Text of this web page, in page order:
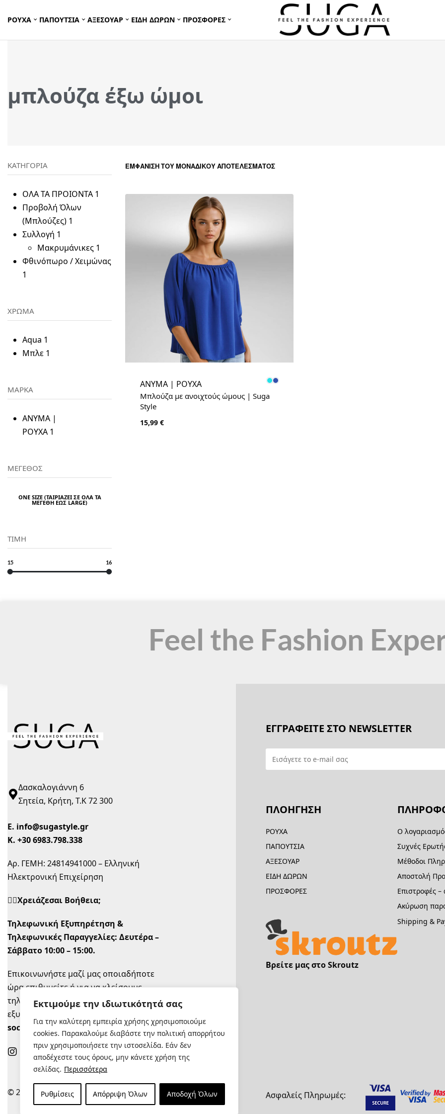
Εκτιμούμε την ιδιωτικότητά σας
Για την καλύτερη εμπειρία χρήσης χρησιμοποιούμε
cookies. Παρακαλούμε διαβάστε την πολιτική απορρήτου
πριν χρησιμοποιήσετε την ιστοσελίδα. Εάν δεν
αποδέχεστε τους όρους, μην κάνετε χρήση της
σελίδας. Περισσότερα
Ρυθμίσεις Απόρριψη Όλων Αποδοχή Όλων
ΡΟΥΧΑ ΠΑΠΟΥΤΣΙΑ ΑΞΕΣΟΥΑΡ ΕΙΔΗ ΔΩΡΩΝ ΠΡΟΣΦΟΡΕΣ
μπλούζα έξω ώμοι
ΚΑΤΗΓΟΡΙΑ
ΟΛΑ ΤΑ ΠΡΟΙΟΝΤΑ 1
Προβολή Όλων
(Μπλούζες) 1
Συλλογή 1
Μακρυμάνικες 1
Φθινόπωρο / Χειμώνας
1
ΧΡΩΜΑ
Aqua 1
Μπλε 1
ΜΑΡΚΑ
ANYMA |
ΡΟΥΧΑ 1
ΜΕΓΕΘΟΣ
ONE SIZE (ΤΑΙΡΙΆΖΕΙ ΣΕ ΌΛΑ ΤΑ
ΜΕΓΈΘΗ ΈΩΣ LARGE)
ΤΙΜΗ
15 16
ΕΜΦΆΝΙΣΗ ΤΟΥ ΜΟΝΑΔΙΚΟΎ ΑΠΟΤΕΛΈΣΜΑΤΟΣ
ANYMA | ΡΟΥΧΑ
Μπλούζα με ανοιχτούς ώμους | Suga
Style
15,99 €
Feel the Fashion
Δασκαλογιάννη 6
Σητεία, Κρήτη, Τ.Κ 72 300
Ε. info@sugastyle.gr
Κ. +30 6983.798.338
Αρ. ΓΕΜΗ: 24814941000 – Ελληνική
Ηλεκτρονική Επιχείρηση
🙋‍♀️Χρειάζεσαι Βοήθεια;
Τηλεφωνική Εξυπηρέτηση &
Τηλεφωνικές Παραγγελίες: Δευτέρα –
Σάββατο 10:00 – 15:00.
Επικοινωνήστε μαζί μας οποιαδήποτε
ώρα επιθυμείτε ή για να κλείσουμε
τηλεφωνικό ραντεβού την ώρα που σας
εξυπηρετεί στο
social
.
ΕΓΓΡΑΦΕΙΤΕ ΣΤΟ NEWSLETTER
ΠΛΟΗΓΗΣΗ
ΡΟΥΧΑ
ΠΑΠΟΥΤΣΙΑ
ΑΞΕΣΟΥΑΡ
ΕΙΔΗ ΔΩΡΩΝ
ΠΡΟΣΦΟΡΕΣ
Βρείτε μας στο Skroutz
Ο
Συχνές
Μέθοδοι
Αποστολή
Επιστροφές –
Ακύρωση
Shipping &
© 2022 |Κατασκευή Eshop Ασφαλείς Πληρωμές: